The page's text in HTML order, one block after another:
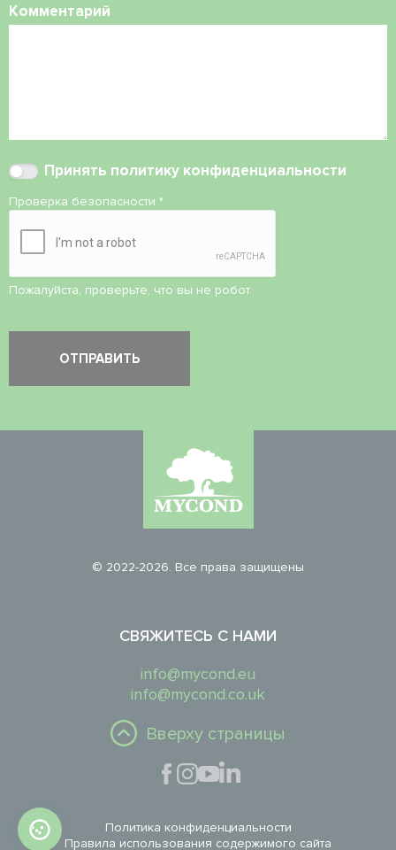
Комментарий
Принять политику конфиденциальности
Проверка безопасности *
Пожалуйста, проверьте, что вы не робот.
© 2022-2026. Все права защищены
СВЯЖИТЕСЬ С НАМИ
info@mycond.eu
info@mycond.co.uk
Вверху страницы
Политика конфиденциальности
Правила использования содержимого сайта